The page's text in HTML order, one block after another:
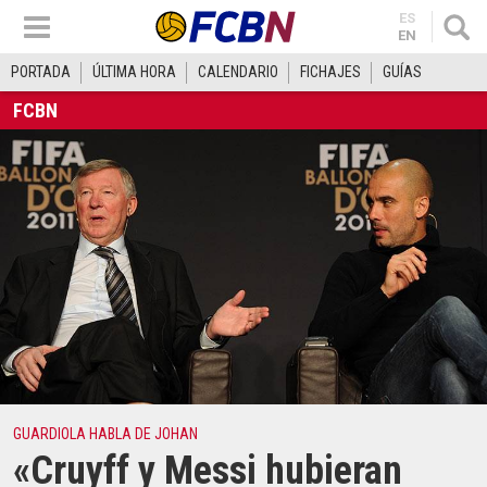
ES
EN
PORTADA ÚLTIMA HORA CALENDARIO FICHAJES GUÍAS
FCBN
GUARDIOLA HABLA DE JOHAN
«Cruyff y Messi hubieran